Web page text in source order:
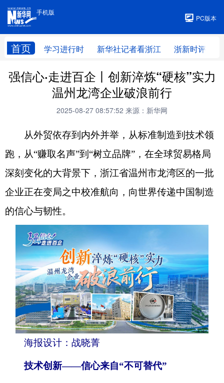
手机版
PC版本
首页 学习进行时 新华社记者看浙江 浙新时评
手机版
强信心·走进百企丨创新淬炼“硬核”实力
温州龙湾企业破浪前行
2025-08-27 08:57:52 来源：新华网
从外贸依存到内外并举，从标准制造到技术领
跑，从“赚取名声”到“树立品牌”，在全球贸易格局
深刻变化的大背景下，浙江省温州市龙湾区的一批
企业正在变局之中校准航向，向世界传递中国制造
的信心与韧性。
海报设计：战晓菁
技术创新——信心来自“不可替代”